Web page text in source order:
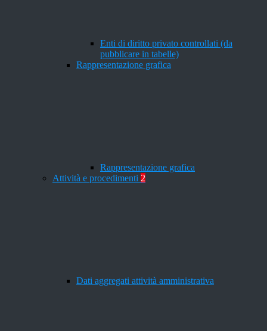
Enti di diritto privato controllati (da
pubblicare in tabelle)
Rappresentazione grafica
Rappresentazione grafica
Attività e procedimenti 2
Dati aggregati attività amministrativa